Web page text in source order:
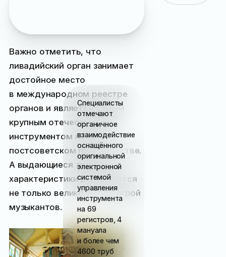
Важно отметить, что
ливадийский орган занимает
достойное место
в международном реестре
органов и является самым
крупным отечественным
инструментом на всём
постсоветском пространстве.
А выдающиеся звуковые
характеристики достигаются
не только великолепной игрой
музыкантов.
Специалисты
отмечают
органичное
взаимодействие
оснащённого
оригинальной
электронной
системой
управления
инструмента
на 69
регистров, 4
мануала
и более чем
4600 труб